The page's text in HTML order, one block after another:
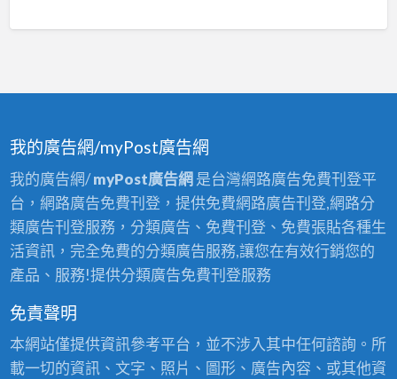
我的廣告網/myPost廣告網
我的廣告網/myPost廣告網是台灣網路廣告免費刊登平
台，網路廣告免費刊登，提供免費網路廣告刊登,網路分
類廣告刊登服務，分類廣告、免費刊登、免費張貼各種生
活資訊，完全免費的分類廣告服務,讓您在有效行銷您的
產品、服務!提供分類廣告免費刊登服務
免責聲明
本網站僅提供資訊參考平台，並不涉入其中任何諮詢。所
載一切的資訊、文字、照片、圖形、廣告內容、或其他資